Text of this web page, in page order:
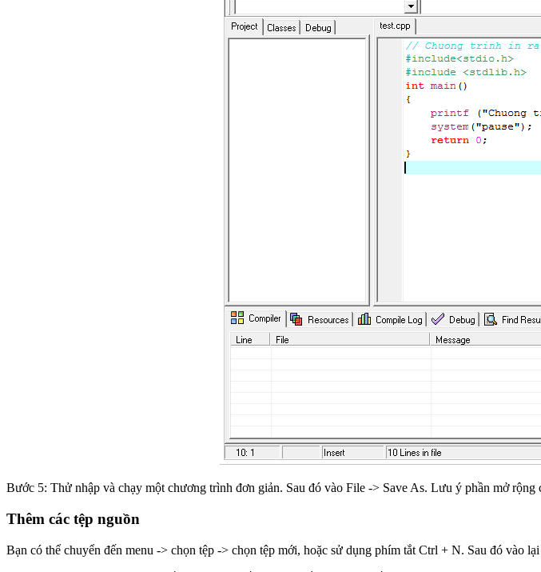
Bước 5: Thử nhập và chạy một chương trình đơn giản. Sau đó vào File -> Save As. Lưu ý phần mở
Thêm các tệp nguồn
Bạn có thể chuyển đến menu -> chọn tệp -> chọn tệp mới, hoặc sử dụng phím tắt Ctrl + N. Sau đó vào